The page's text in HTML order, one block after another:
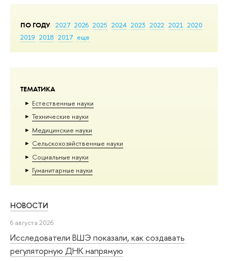
ПО ГОДУ 2027 2026 2025 2024 2023 2022 2021 2020
2019 2018 2017 еще
ТЕМАТИКА
Естественные науки
Тех­ничес­кие науки
Медицинские науки
Сельскохозяйственные науки
Социальные науки
Гуманитарные науки
НОВОСТИ
6 августа 2026
Исследователи ВШЭ показали, как создавать
регуляторную ДНК напрямую